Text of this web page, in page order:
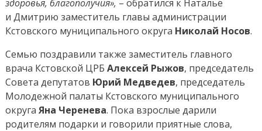
здоровья, благополучия», – обратился к Наталье
и Дмитрию заместитель главы администрации
Кстовского муниципального округа Николай Носов.
Семью поздравили также заместитель главного
врача Кстовской ЦРБ Алексей Рыжов, председатель
Совета депутатов Юрий Медведев, председатель
Молодежной палаты Кстовского муниципального
округа Яна Черенева. Пока взрослые дарили
родителям подарки и говорили приятные слова,